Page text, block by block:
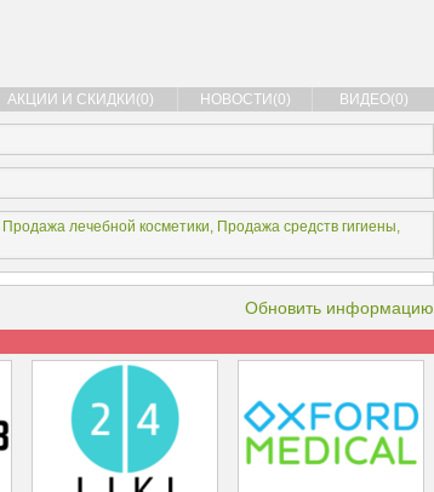
АКЦИИ И СКИДКИ(0) НОВОСТИ(0) ВИДЕО(0)
Продажа лечебной косметики, Продажа средств гигиены,
Обновить информацию